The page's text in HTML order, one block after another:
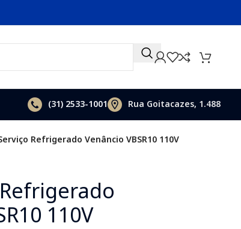
(31) 2533-1001 Rua Goitacazes, 1.488
Refrigerado Venâncio VBSR10 110V
110V